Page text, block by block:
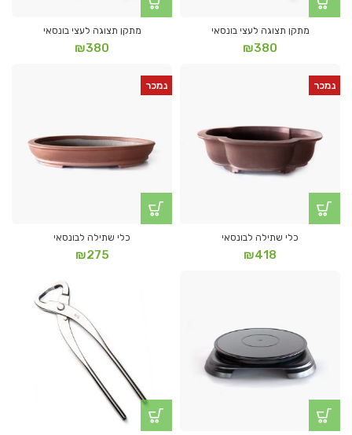
מתקן תצוגה לעצי בונסאי
₪380
מתקן תצוגה לעצי בונסאי
₪380
נמכר
כלי שתילה לבונסאי
₪418
נמכר
כלי שתילה לבונסאי
₪275